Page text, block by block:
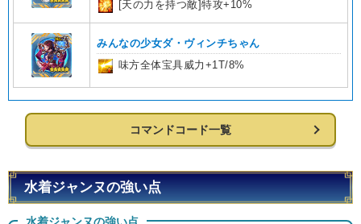
[天の力を持つ敵]特攻+10%
みんなの少女ダ・ヴィンチちゃん
味方全体宝具威力+1T/8%
コマンドコード一覧
水着ジャンヌの強い点